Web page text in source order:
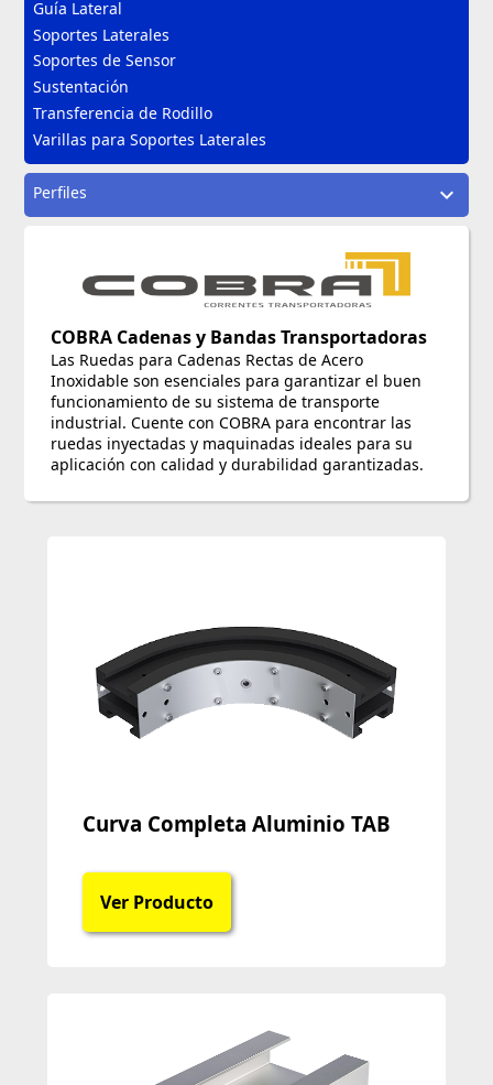
Guía Lateral
Soportes Laterales
Soportes de Sensor
Sustentación
Transferencia de Rodillo
Varillas para Soportes Laterales
Perfiles expand_more
COBRA Cadenas y Bandas Transportadoras
Las Ruedas para Cadenas Rectas de Acero
Inoxidable son esenciales para garantizar el buen
funcionamiento de su sistema de transporte
industrial. Cuente con COBRA para encontrar las
ruedas inyectadas y maquinadas ideales para su
aplicación con calidad y durabilidad garantizadas.
Curva Completa Aluminio TAB
Ver Producto